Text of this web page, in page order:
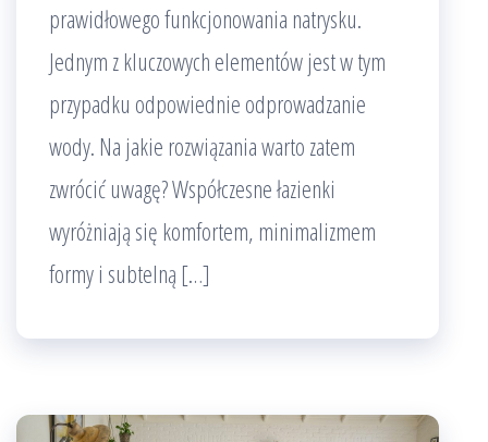
prawidłowego funkcjonowania natrysku.
Jednym z kluczowych elementów jest w tym
przypadku odpowiednie odprowadzanie
wody. Na jakie rozwiązania warto zatem
zwrócić uwagę? Współczesne łazienki
wyróżniają się komfortem, minimalizmem
formy i subtelną […]